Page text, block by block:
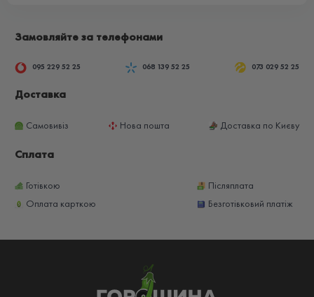
Замовляйте за телефонами
095 229 52 25 068 139 52 25 073 029 52 25
Доставка
Самовивіз Нова пошта Доставка по Києву
Сплата
Готівкою
Післяплата
Оплата карткою
Безготівковий платіж